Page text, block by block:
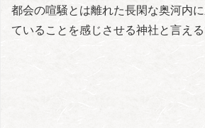
都会の喧騒とは離れた長閑な奥河内
ていることを感じさせる神社と言える